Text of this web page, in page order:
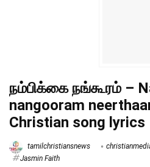
நம்பிக்கை நங்கூரம் –
nangooram
Christian song lyrics
tamilchristiansnews
Jasmin Faith